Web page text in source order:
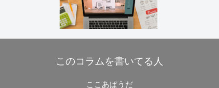
このコラムを書いてる人
ここあぱうだ